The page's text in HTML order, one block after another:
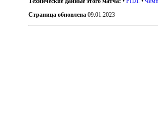
Страница обновлена 09.01.2023